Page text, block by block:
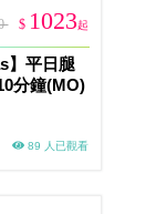
$ 1023起
】平日腿
分鐘(MO)
89 人已觀看